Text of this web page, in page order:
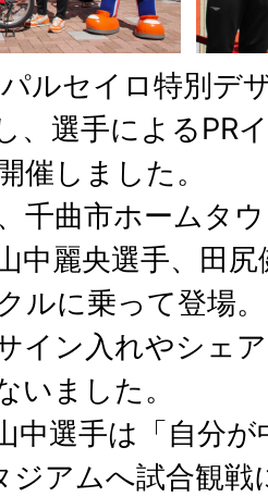
ルセイロ特別デ
、選手によるPR
催しました。
千曲市ホームタ
中麗央選手、田
ルに乗って登場
イン入れやシェ
いました。
中選手は「自分
ジアムへ試合観